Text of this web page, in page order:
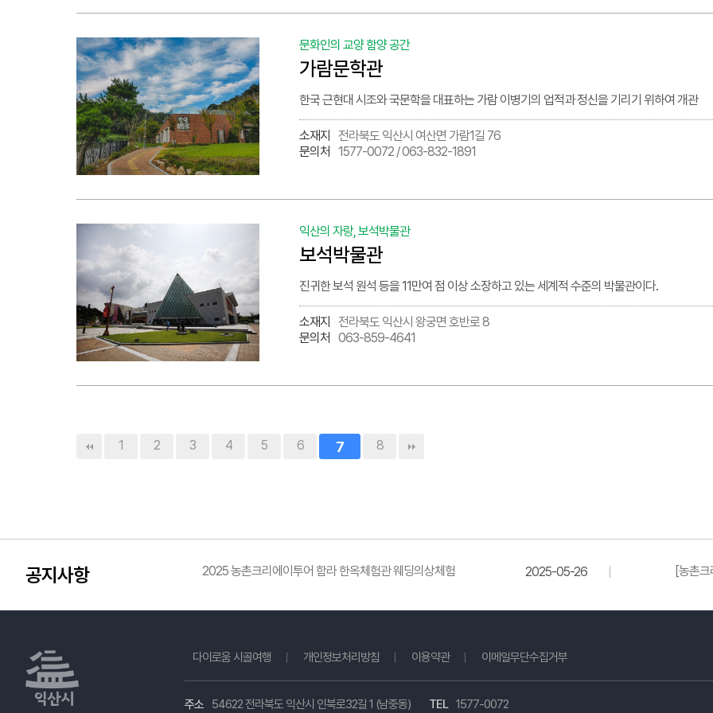
문화인의 교양 함양 공간
가람문학관
한국 근현대 시조와 국문학을 대표하는 가람 이병기의 업적과 정신을 기리기 위하여 개관
소재지
전라북도 익산시 여산면 가람1길 76
문의처
1577-0072 / 063-832-1891
익산의 자랑, 보석박물관
보석박물관
진귀한 보석 원석 등을 11만여 점 이상 소장하고 있는 세계적 수준의 박물관이다.
소재지
전라북도 익산시 왕궁면 호반로 8
문의처
063-859-4641
1 2 3 4 5 6 7 8
공지사항 2025 농촌크리에이투어 함라 한옥체험관 웨딩의상체험 2025-05-26 [농촌
다이로움 시골여행 개인정보처리방침 이용약관 이메일무단수집거부
주소 54622 전라북도 익산시 인북로32길 1 (남중동) TEL 1577-0072